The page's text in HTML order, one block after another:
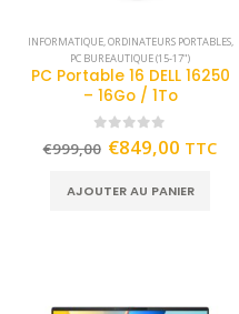
INFORMATIQUE,ORDINATEURS PORTABLES,
PC BUREAUTIQUE (15-17")
PC Portable 16 DELL 16250
– 16Go / 1To
out of 5
€999,00 €849,00 TTC
AJOUTER AU PANIER